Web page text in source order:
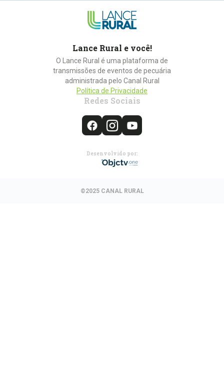
Lance Rural e você!
O Lance Rural é uma plataforma de
transmissões de eventos de pecuária
administrada pelo Canal Rural
Política de Privacidade
Redes Sociais
Desenvolvido por:
©2025 CANAL RURAL